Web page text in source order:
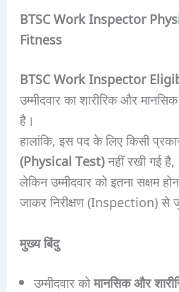
BTSC Work Inspector
Fitness
BTSC Work Inspector
उम्मीदवार का शारीरिक और
है।
हालांकि, इस पद के लिए किसी
(Physical Test)नहीं रखी गई है,
लेकिन उम्मीदवार को इतना सक्षम
जाकर निरीक्षण (Inspection) से
मुख्य बिंदु
उम्मीदवार कोमानसिक और